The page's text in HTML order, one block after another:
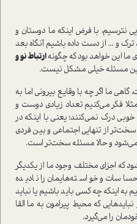
نترسیم، با فرض اینکه ما دوستان و
ترک و ... از دست داده باشیم آنگاه بعد
این خواهد بود که چگونهارتباط نو و
این مسئله خیلی مشکل نیست.
ما اگر چه با وقایع بیرونی اما به
فکر می‌کنیم تعداد زیادی دوست و
خوبی درک نمی‌کنند؛ یعنی با اینکه در
از تنهایی اجتماعی و بین فردی
می‌شود و حالا مسئله‌ سخت‌تر است.
که اجزای مختلف وجود ما از یکدیگر
و خواسته‌هایمان را نادیده
اینکه چه کسی باید باشیم یا نباید
نبایدهایی که محیط پیرامون به ما القا
را می‌گیرد.